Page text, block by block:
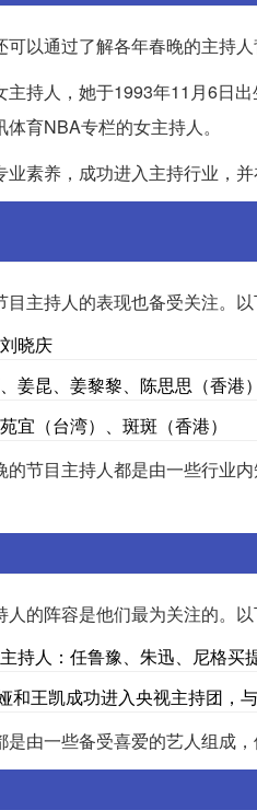
以通过了解各年春晚的主持人
持人，她于1993年11月6日
育NBA专栏的女主持人。
素养，成功进入主持行业，
主持人的表现也备受关注。
晓庆
姜昆、姜黎黎、陈思思（香港）
宜（台湾）、斑斑（香港）
节目主持人都是由一些行业
的阵容是他们最为关注的。
持人：任鲁豫、朱迅、尼格买
王凯成功进入央视主持团，
由一些备受喜爱的艺人组成